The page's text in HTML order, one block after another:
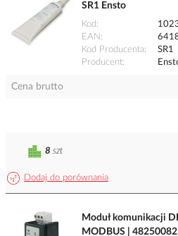
SR1 Ensto
Kod
EAN
Kod Producenta
SR1
Producent
Cena brutto
Dodaj do porównania
8 szt
Moduł komunikacji
MODBUS |